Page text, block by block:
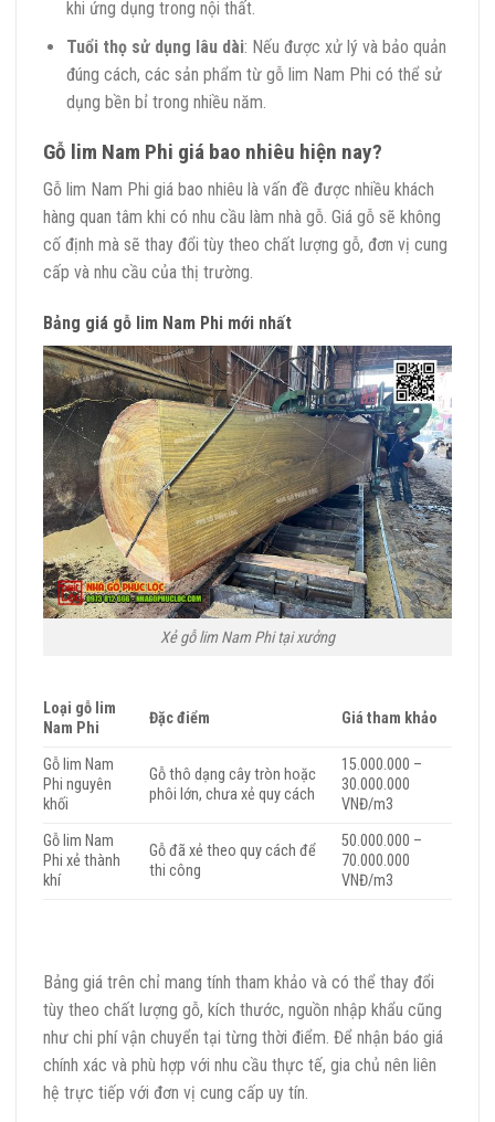
khi ứng dụng trong nội thất.
Tuổi thọ sử dụng lâu dài: Nếu được xử lý và bảo quản
đúng cách, các sản phẩm từ gỗ lim Nam Phi có thể sử
dụng bền bỉ trong nhiều năm.
Gỗ lim Nam Phi giá bao nhiêu hiện nay?
Gỗ lim Nam Phi giá bao nhiêu là vấn đề được nhiều khách
hàng quan tâm khi có nhu cầu làm nhà gỗ. Giá gỗ sẽ không
cố định mà sẽ thay đổi tùy theo chất lượng gỗ, đơn vị cung
cấp và nhu cầu của thị trường.
Bảng giá gỗ lim Nam Phi mới nhất
Xẻ gỗ lim Nam Phi tại xưởng
Loại gỗ lim
Nam Phi
Đặc điểm Giá tham khảo
Gỗ lim Nam
Phi nguyên
khối
Gỗ thô dạng cây tròn hoặc
phôi lớn, chưa xẻ quy cách
15.000.000 –
30.000.000
VNĐ/m3
Gỗ lim Nam
Phi xẻ thành
khí
Gỗ đã xẻ theo quy cách để
thi công
50.000.000 –
70.000.000
VNĐ/m3
Bảng giá trên chỉ mang tính tham khảo và có thể thay đổi
tùy theo chất lượng gỗ, kích thước, nguồn nhập khẩu cũng
như chi phí vận chuyển tại từng thời điểm. Để nhận báo giá
chính xác và phù hợp với nhu cầu thực tế, gia chủ nên liên
hệ trực tiếp với đơn vị cung cấp uy tín.